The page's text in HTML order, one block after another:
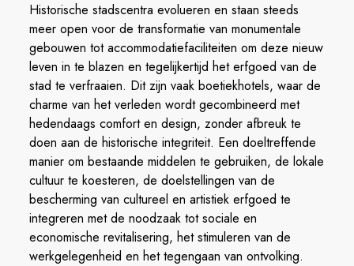
Historische stadscentra evolueren en staan steeds
meer open voor de transformatie van monumentale
gebouwen tot accommodatiefaciliteiten om deze nieuw
leven in te blazen en tegelijkertijd het erfgoed van de
stad te verfraaien. Dit zijn vaak boetiekhotels, waar de
charme van het verleden wordt gecombineerd met
hedendaags comfort en design, zonder afbreuk te
doen aan de historische integriteit. Een doeltreffende
manier om bestaande middelen te gebruiken, de lokale
cultuur te koesteren, de doelstellingen van de
bescherming van cultureel en artistiek erfgoed te
integreren met de noodzaak tot sociale en
economische revitalisering, het stimuleren van de
werkgelegenheid en het tegengaan van ontvolking.